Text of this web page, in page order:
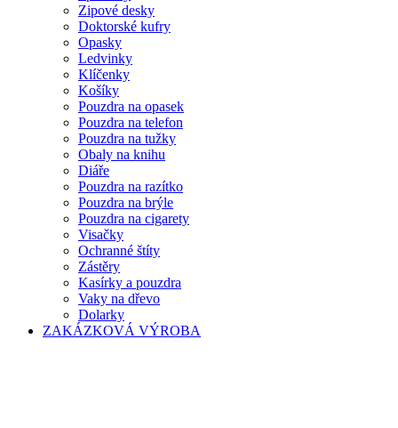
Zipové desky
Doktorské kufry
Opasky
Ledvinky
Klíčenky
Košíky
Pouzdra na opasek
Pouzdra na telefon
Pouzdra na tužky
Obaly na knihu
Diáře
Pouzdra na razítko
Pouzdra na brýle
Pouzdra na cigarety
Visačky
Ochranné štíty
Zástěry
Kasírky a pouzdra
Vaky na dřevo
Dolarky
ZAKÁZKOVÁ VÝROBA